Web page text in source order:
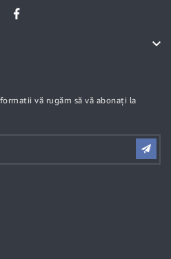

vă rugăm să vă abonați la